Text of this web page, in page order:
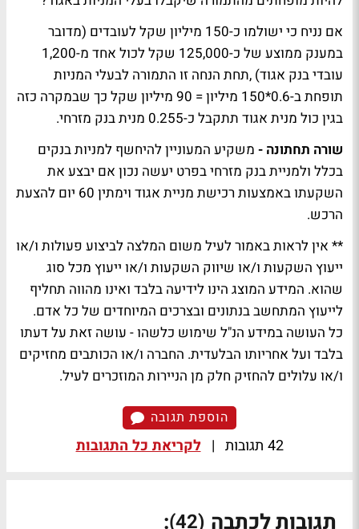
אם נניח כי ישולמו כ-150 מיליון שקל לעובדים (מדובר
במענק ממוצע של כ-125,000 שקל לכול אחד מ-1,200
עובדי בנק אגוד) ,תחת הנחה זו התמורה לבעלי המניות
תופחת ב-0.6*150 מיליון = 90 מיליון שקל כך שבמקרה כזה
בגין כול מנית אגוד תתקבל כ-0.255 מנית בנק מזרחי.
שורה תחתונה - משקיע המעוניין להיחשף למניות בנקים
בכלל ולמניית בנק מזרחי בפרט יעשה נכון אם יבצע את
השקעתו באמצעות רכישת מניית אגוד וימתין 60 יום להצעת
הרכש.
** אין לראות באמור לעיל משום המלצה לביצוע פעולות ו/או
ייעוץ השקעות ו/או שיווק השקעות ו/או ייעוץ מכל סוג
שהוא. המידע המוצג הינו לידיעה בלבד ואינו מהווה תחליף
לייעוץ המתחשב בנתונים ובצרכים המיוחדים של כל אדם.
כל העושה במידע הנ"ל שימוש כלשהו - עושה זאת על דעתו
בלבד ועל אחריותו הבלעדית. החברה ו/או הכותבים מחזיקים
ו/או עלולים להחזיק חלק מן הניירות המוזכרים לעיל.
הוספת תגובה
42 תגובות | לקריאת כל התגובות
תגובות לכתבה (42)
: